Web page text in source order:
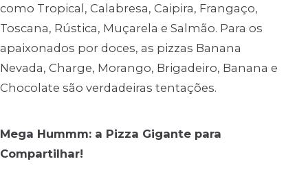
como Tropical, Calabresa, Caipira, Frangaço,
Toscana, Rústica, Muçarela e Salmão. Para os
apaixonados por doces, as pizzas Banana
Nevada, Charge, Morango, Brigadeiro, Banana e
Chocolate são verdadeiras tentações.
Mega Hummm: a Pizza Gigante para
Compartilhar!